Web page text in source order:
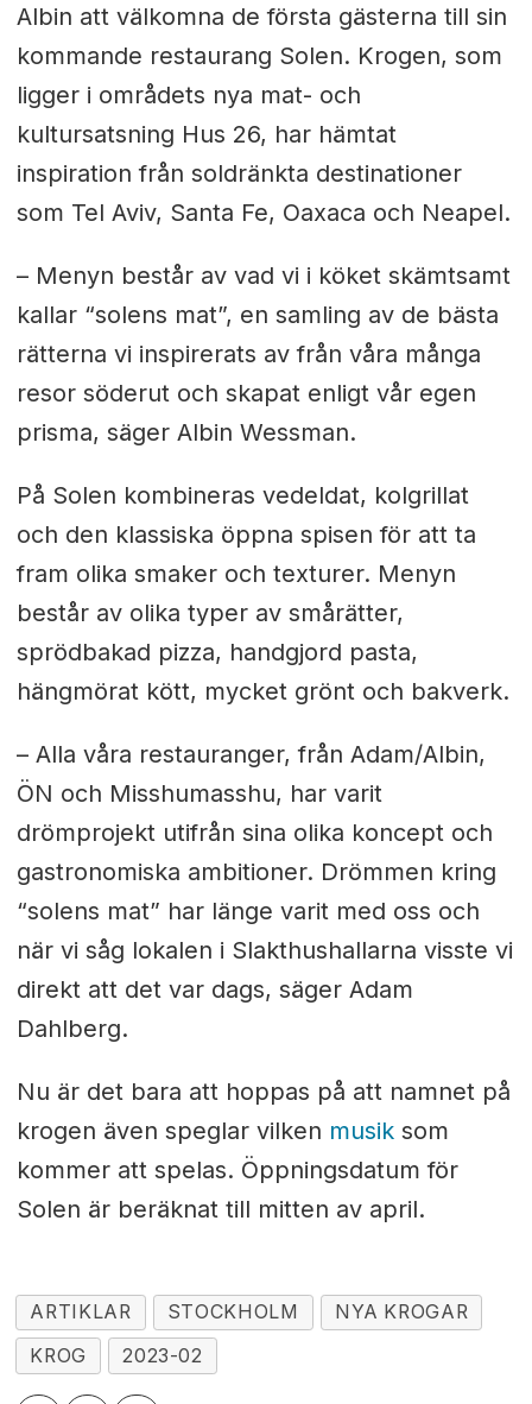
Albin att välkomna de första gästerna till sin
kommande restaurang Solen. Krogen, som
ligger i områdets nya mat- och
kultursatsning Hus 26, har hämtat
inspiration från soldränkta destinationer
som Tel Aviv, Santa Fe, Oaxaca och Neapel.
– Menyn består av vad vi i köket skämtsamt
kallar “solens mat”, en samling av de bästa
rätterna vi inspirerats av från våra många
resor söderut och skapat enligt vår egen
prisma, säger Albin Wessman.
På Solen kombineras vedeldat, kolgrillat
och den klassiska öppna spisen för att ta
fram olika smaker och texturer. Menyn
består av olika typer av smårätter,
sprödbakad pizza, handgjord pasta,
hängmörat kött, mycket grönt och bakverk.
– Alla våra restauranger, från Adam/Albin,
ÖN och Misshumasshu, har varit
drömprojekt utifrån sina olika koncept och
gastronomiska ambitioner. Drömmen kring
“solens mat” har länge varit med oss och
när vi såg lokalen i Slakthushallarna visste vi
direkt att det var dags, säger Adam
Dahlberg.
Nu är det bara att hoppas på att namnet på
krogen även speglar vilken musiksom
kommer att spelas. Öppningsdatum för
Solen är beräknat till mitten av april.
ARTIKLAR STOCKHOLM
NYA KROGAR
KROG
2023-02